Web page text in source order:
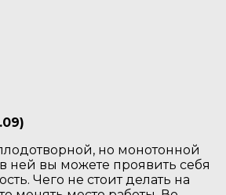
но монотонной
ней вы можете проявить себя
Чего не стоит делать на